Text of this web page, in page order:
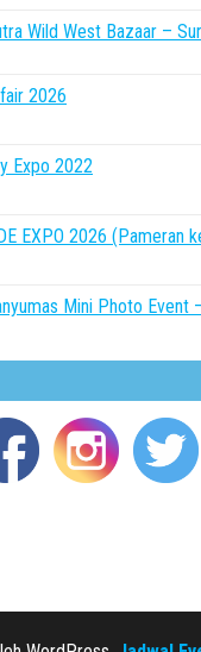
Wild West Bazaar –
2026
Expo 2022
EXPO 2026 (Pameran
Mini Photo Event